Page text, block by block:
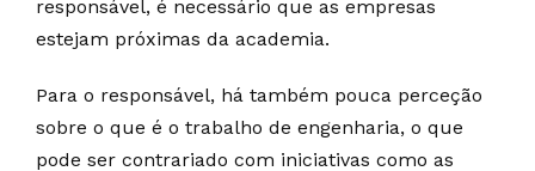
responsável, é necessário que as empresas
estejam próximas da academia.
Para o responsável, há também pouca perceção
sobre o que é o trabalho de engenharia, o que
pode ser contrariado com iniciativas como as